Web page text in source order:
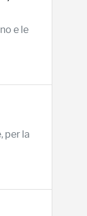
e le
per la